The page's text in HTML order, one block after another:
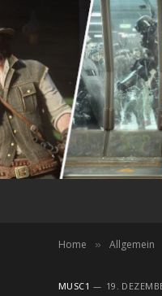
Home » Allgemein
MUSC1 19.